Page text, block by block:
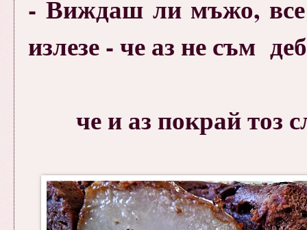
- Виждаш ли мъжо,
излезе - че аз не съм
че и аз покрай тоз